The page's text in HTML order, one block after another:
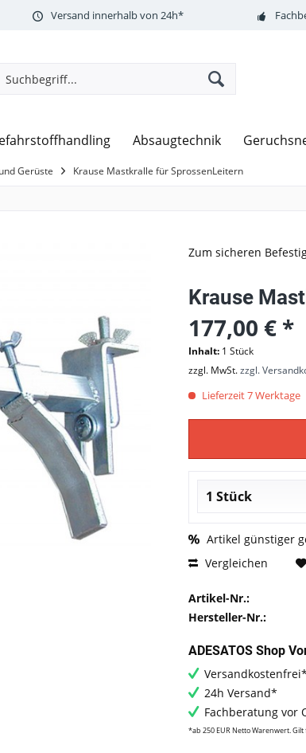
Versand innerhalb von 24h*
Absaugtechnik
Gerüste Krause Mastkralle für SprossenLeitern
Zum sicheren
Krause
177,00 € *
Inhalt: 1 Stück
zzgl. MwSt.zzgl.
Lieferzeit 7 Werktage
Artikel günstiger
Vergleichen
Artikel-Nr.:
Hersteller-Nr.:
ADESATOS Shop
Versandkostenfrei*
24h Versand*
Fachberatung vor
*ab 250 EUR Netto Warenwert.